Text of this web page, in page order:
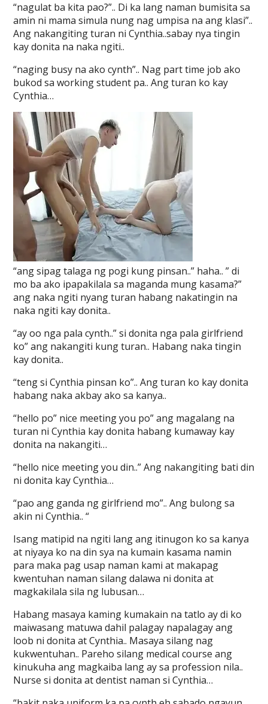
“nagulat ba kita pao?”.. Di ka lang naman bumisita sa
amin ni mama simula nung nag umpisa na ang klasi”..
Ang nakangiting turan ni Cynthia..sabay nya tingin
kay donita na naka ngiti..
“naging busy na ako cynth”.. Nag part time job ako
bukod sa working student pa.. Ang turan ko kay
Cynthia…
“ang sipag talaga ng pogi kung pinsan..” haha.. ” di
mo ba ako ipapakilala sa maganda mung kasama?”
ang naka ngiti nyang turan habang nakatingin na
naka ngiti kay donita..
“ay oo nga pala cynth..” si donita nga pala girlfriend
ko” ang nakangiti kung turan.. Habang naka tingin
kay donita..
“teng si Cynthia pinsan ko”.. Ang turan ko kay donita
habang naka akbay ako sa kanya..
“hello po” nice meeting you po” ang magalang na
turan ni Cynthia kay donita habang kumaway kay
donita na nakangiti…
“hello nice meeting you din..” Ang nakangiting bati din
ni donita kay Cynthia…
“pao ang ganda ng girlfriend mo”.. Ang bulong sa
akin ni Cynthia.. “
Isang matipid na ngiti lang ang itinugon ko sa kanya
at niyaya ko na din sya na kumain kasama namin
para maka pag usap naman kami at makapag
kwentuhan naman silang dalawa ni donita at
magkakilala sila ng lubusan…
Habang masaya kaming kumakain na tatlo ay di ko
maiwasang matuwa dahil palagay napalagay ang
loob ni donita at Cynthia.. Masaya silang nag
kukwentuhan.. Pareho silang medical course ang
kinukuha ang magkaiba lang ay sa profession nila..
Nurse si donita at dentist naman si Cynthia…